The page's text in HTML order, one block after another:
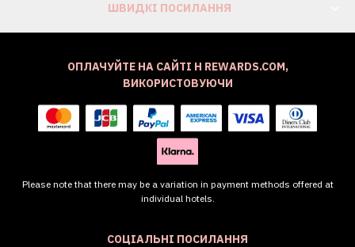
ШВИДКІ ПОСИЛАННЯ
СОЦІАЛЬНІ ПОСИЛАННЯ
ОПЛАЧУЙТЕ НА САЙТІ H REWARDS.COM,
ВИКОРИСТОВУЮЧИ
Please note that there may be a variation in payment methods offered at
individual hotels.